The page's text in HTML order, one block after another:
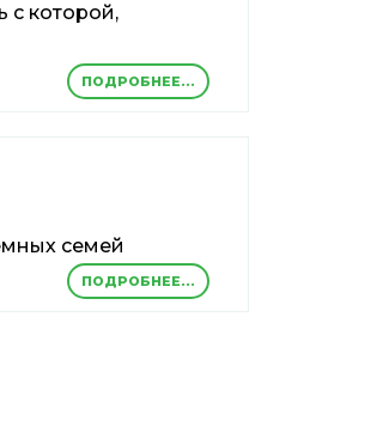
с которой,
ПОДРОБНЕЕ...
семей
ПОДРОБНЕЕ...